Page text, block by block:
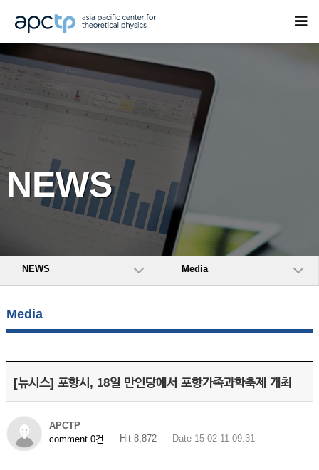
NEWS
NEWS Media
Media
[뉴시스] 포항시, 18일 만인당에서 포항가족과학축제 개최
APCTP
comment 0건
Hit 8,872 Date 15-02-11 09:31